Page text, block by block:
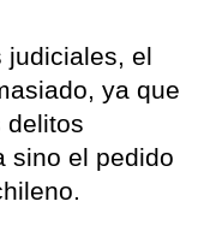
judiciales, el
ya que
delitos
sino el pedido